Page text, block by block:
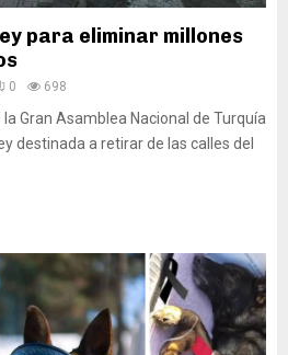
para eliminar millones
0 698
Gran Asamblea Nacional de Turquía
destinada a retirar de las calles del